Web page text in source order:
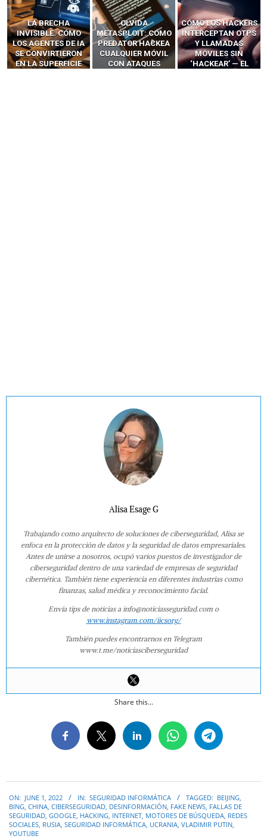
LA BRECHA
INVISIBLE: CÓMO
LOS AGENTES DE IA
SE CONVIRTIERON
EN LA SUPERFICIE
OLVIDA
METASPLOIT: CÓMO
PREDATOR HACKEA
CUALQUIER MÓVIL
CON ATAQUES
CÓMO LOS HACKERS
INTERCEPTAN OTPS
Y LLAMADAS
MÓVILES SIN
‘HACKEAR’ — EL
Alisa Esage G
Trabajando como arquitecto de soluciones de ciberseguridad, Alisa se
enfoca en la protección de datos y la seguridad de datos empresariales.
Antes de unirse a nosotros, ocupó varios puestos de investigador de
ciberseguridad dentro de una variedad de empresas de seguridad
cibernética. También tiene experiencia en diferentes industrias como
finanzas, salud médica y reconocimiento facial.
Envía tips de noticias a info@noticiasseguridad.com o
www.instagram.com/iicsorg/
También puedes encontrarnos en Telegram
www.t.me/noticiasciberseguridad
Share this...
06-
01
ON: JUNE 1, 2022 IN: SEGURIDAD INFORMÁTICA TAGGED: BEIJING,
BING, CHINA, CIBERSEGURIDAD, DESINFORMACIÓN, FAKE NEWS, FALLAS DE
SEGURIDAD, GOOGLE, HACKING, INTERNET, MOTORES DE BÚSQUEDA, REDES
SOCIALES, RUSIA, SEGURIDAD INFORMÁTICA, UCRANIA, VLADIMIR PUTIN,
YOUTUBE